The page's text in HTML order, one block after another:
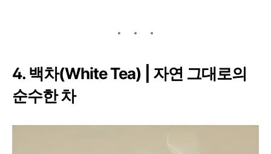
4. 백차(White Tea) | 자연 그대로의
순수한 차